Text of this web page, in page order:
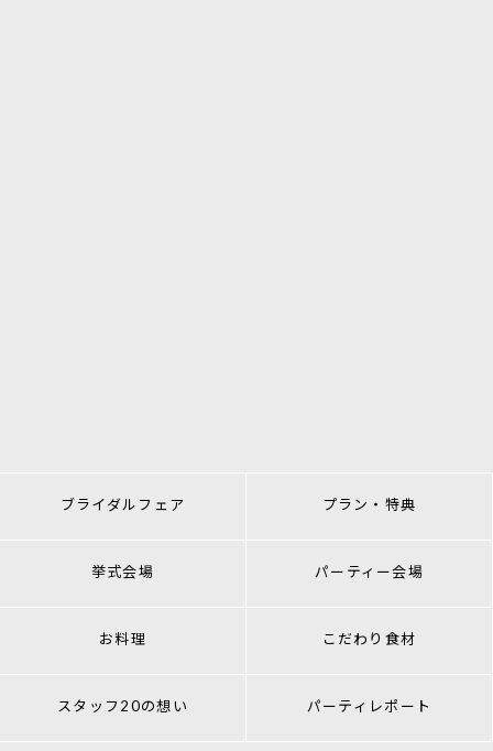
ブライダルフェア プラン・特典
挙式会場 パーティー会場
お料理 こだわり食材
スタッフ20の想い パーティレポート